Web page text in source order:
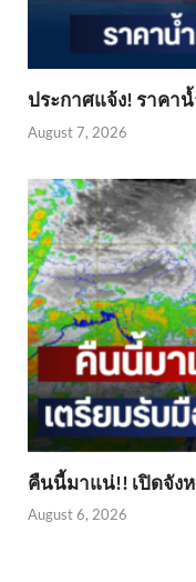
ประกาศแจ้ง! ราคา
August 7, 2026
คืนนี้มาแน่!! เปิดจัง
August 6, 2026